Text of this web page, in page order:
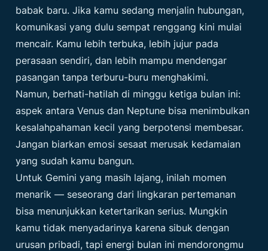
babak baru. Jika kamu sedang menjalin hubungan,
komunikasi yang dulu sempat renggang kini mulai
mencair. Kamu lebih terbuka, lebih jujur pada
perasaan sendiri, dan lebih mampu mendengar
pasangan tanpa terburu-buru menghakimi.
Namun, berhati-hatilah di minggu ketiga bulan ini:
aspek antara Venus dan Neptune bisa menimbulkan
kesalahpahaman kecil yang berpotensi membesar.
Jangan biarkan emosi sesaat merusak kedamaian
yang sudah kamu bangun.
Untuk Gemini yang masih lajang, inilah momen
menarik — seseorang dari lingkaran pertemanan
bisa menunjukkan ketertarikan serius. Mungkin
kamu tidak menyadarinya karena sibuk dengan
urusan pribadi, tapi energi bulan ini mendorongmu